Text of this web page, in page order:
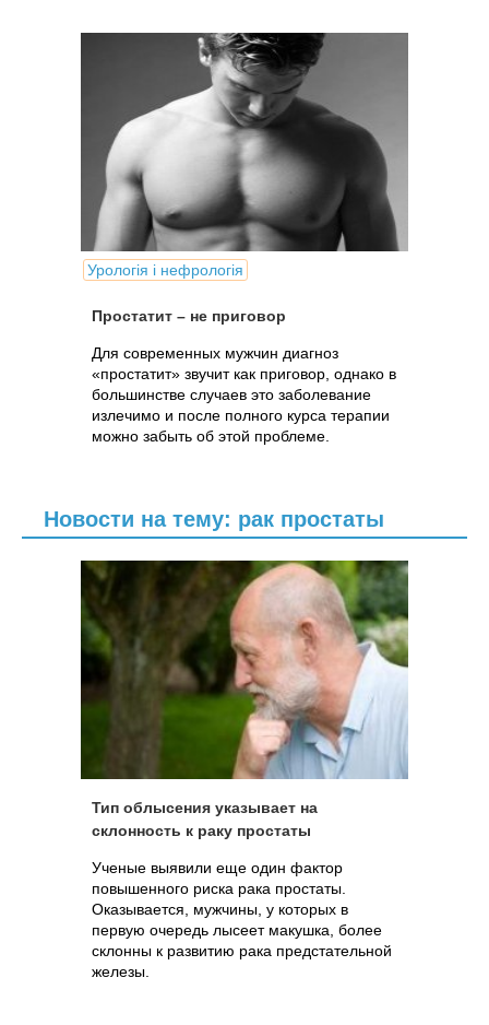
Урологія і нефрологія
Простатит – не приговор
Для современных мужчин диагноз
«простатит» звучит как приговор, однако в
большинстве случаев это заболевание
излечимо и после полного курса терапии
можно забыть об этой проблеме.
Новости на тему: рак простаты
Тип облысения указывает на
склонность к раку простаты
Ученые выявили еще один фактор
повышенного риска рака простаты.
Оказывается, мужчины, у которых в
первую очередь лысеет макушка, более
склонны к развитию рака предстательной
железы.